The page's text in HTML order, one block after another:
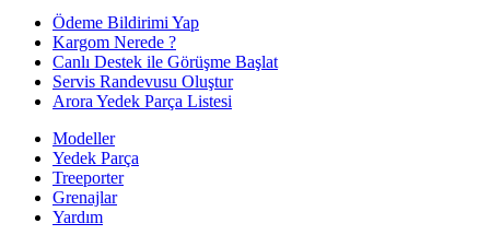
Ödeme Bildirimi Yap
Kargom Nerede ?
Canlı Destek ile Görüşme Başlat
Servis Randevusu Oluştur
Arora Yedek Parça Listesi
Modeller
Yedek Parça
Treeporter
Grenajlar
Yardım